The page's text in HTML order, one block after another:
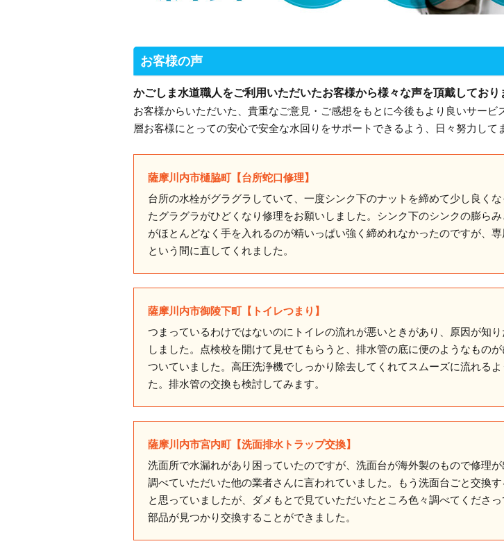
お客様の声
かごしま水道職人をご利用いただいたお客様から様々な声を頂戴しており
お客様からいただいた、貴重なご意見・ご感想をもとに今後もより良いサービ
層お客様にとっての安心で安全な水回りをサポートできるよう、日々努力して
薩摩川内市樋脇町【台所蛇口修理】
台所の水栓がグラグラしていて、一度シンク下のナットを締めて少し良くな
たグラグラがひどくなり修理をお願いしました。シンク下のシンクの膨ら
がほとんどなく手を入れるのが精いっぱい強く締めれなかったのですが、
という間に直してくれました。
薩摩川内市御陵下町【トイレつまり】
つまっているわけではないのにトイレの流れが悪いときがあり、原因が知
しました。点検校を開けて見せてもらうと、排水管の底に便のようなもの
ついていました。高圧洗浄機でしっかり除去してくれてスムーズに流れるよ
た。排水管の交換も検討してみます。
薩摩川内市宮内町【洗面排水トラップ交換】
洗面所で水漏れがあり困っていたのですが、洗面台が海外製のもので修理
調べていただいた他の業者さんに言われていました。もう洗面台ごと交換
と思っていましたが、ダメもとで見ていただいたところ色々調べてくださっ
部品が見つかり交換することができました。